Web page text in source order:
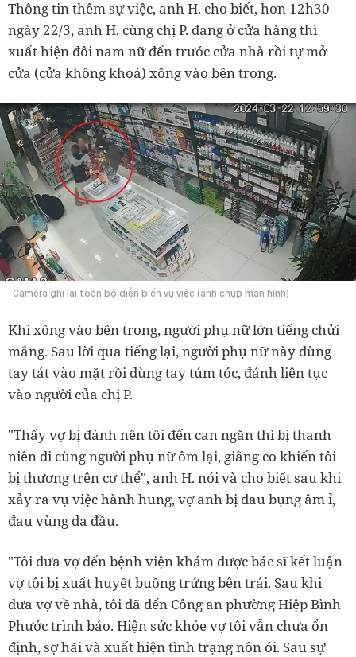
Thông tin thêm sự việc, anh H. cho biết, hơn 12h30
ngày 22/3, anh H. cùng chị P. đang ở cửa hàng thì
xuất hiện đôi nam nữ đến trước cửa nhà rồi tự mở
cửa (cửa không khoá) xông vào bên trong.
Camera ghi lại toàn bộ diễn biến vụ việc (ảnh chụp màn hình)
Khi xông vào bên trong, người phụ nữ lớn tiếng chửi
mắng. Sau lời qua tiếng lại, người phụ nữ này dùng
tay tát vào mặt rồi dùng tay túm tóc, đánh liên tục
vào người của chị P.
"Thấy vợ bị đánh nên tôi đến can ngăn thì bị thanh
niên đi cùng người phụ nữ ôm lại, giằng co khiến tôi
bị thương trên cơ thể", anh H. nói và cho biết sau khi
xảy ra vụ việc hành hung, vợ anh bị đau bụng âm ỉ,
đau vùng da đầu.
"Tôi đưa vợ đến bệnh viện khám được bác sĩ kết luận
vợ tôi bị xuất huyết buồng trứng bên trái. Sau khi
đưa vợ về nhà, tôi đã đến Công an phường Hiệp Bình
Phước trình báo. Hiện sức khỏe vợ tôi vẫn chưa ổn
định, sợ hãi và xuất hiện tình trạng nôn ói. Sau sự